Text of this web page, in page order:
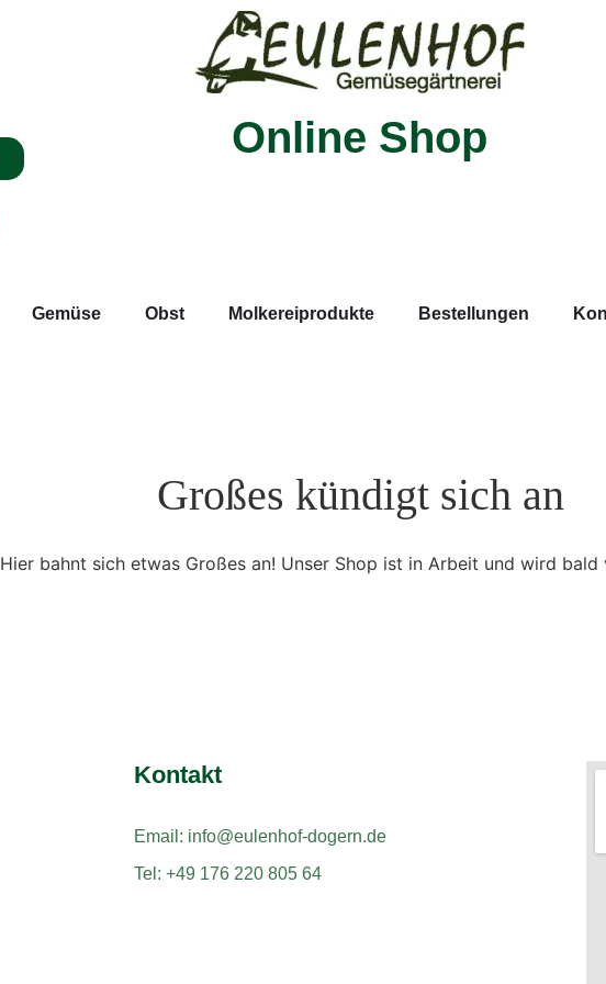
Online Shop
Gemüse Obst Molkereiprodukte Bestellungen
Großes kündigt sich an
Hier bahnt sich etwas Großes an! Unser Shop ist in Arbeit und wird
Kontakt
Email: info@eulenhof-dogern.de
Tel: +49 176 220 805 64